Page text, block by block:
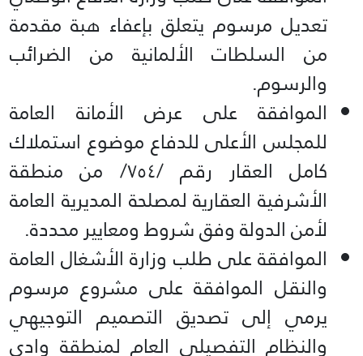
تعديل مرسوم يتعلق بإعفاء هبة مقدمة
من السلطات الألمانية من الضرائب
والرسوم.
الموافقة على عرض الأمانة العامة
للمجلس الأعلى للدفاع موضوع استملاك
كامل العقار رقم /٧٥٤/ من منطقة
الأشرفية العقارية لمصلحة المديرية العامة
لأمن الدولة وفق شروط ومعايير محددة.
الموافقة على طلب وزارة الأشغال العامة
والنقل الموافقة على مشروع مرسوم
يرمي إلى تصديق التصميم التوجيهي
والنظام التفصيلي العام لمنطقة وادي